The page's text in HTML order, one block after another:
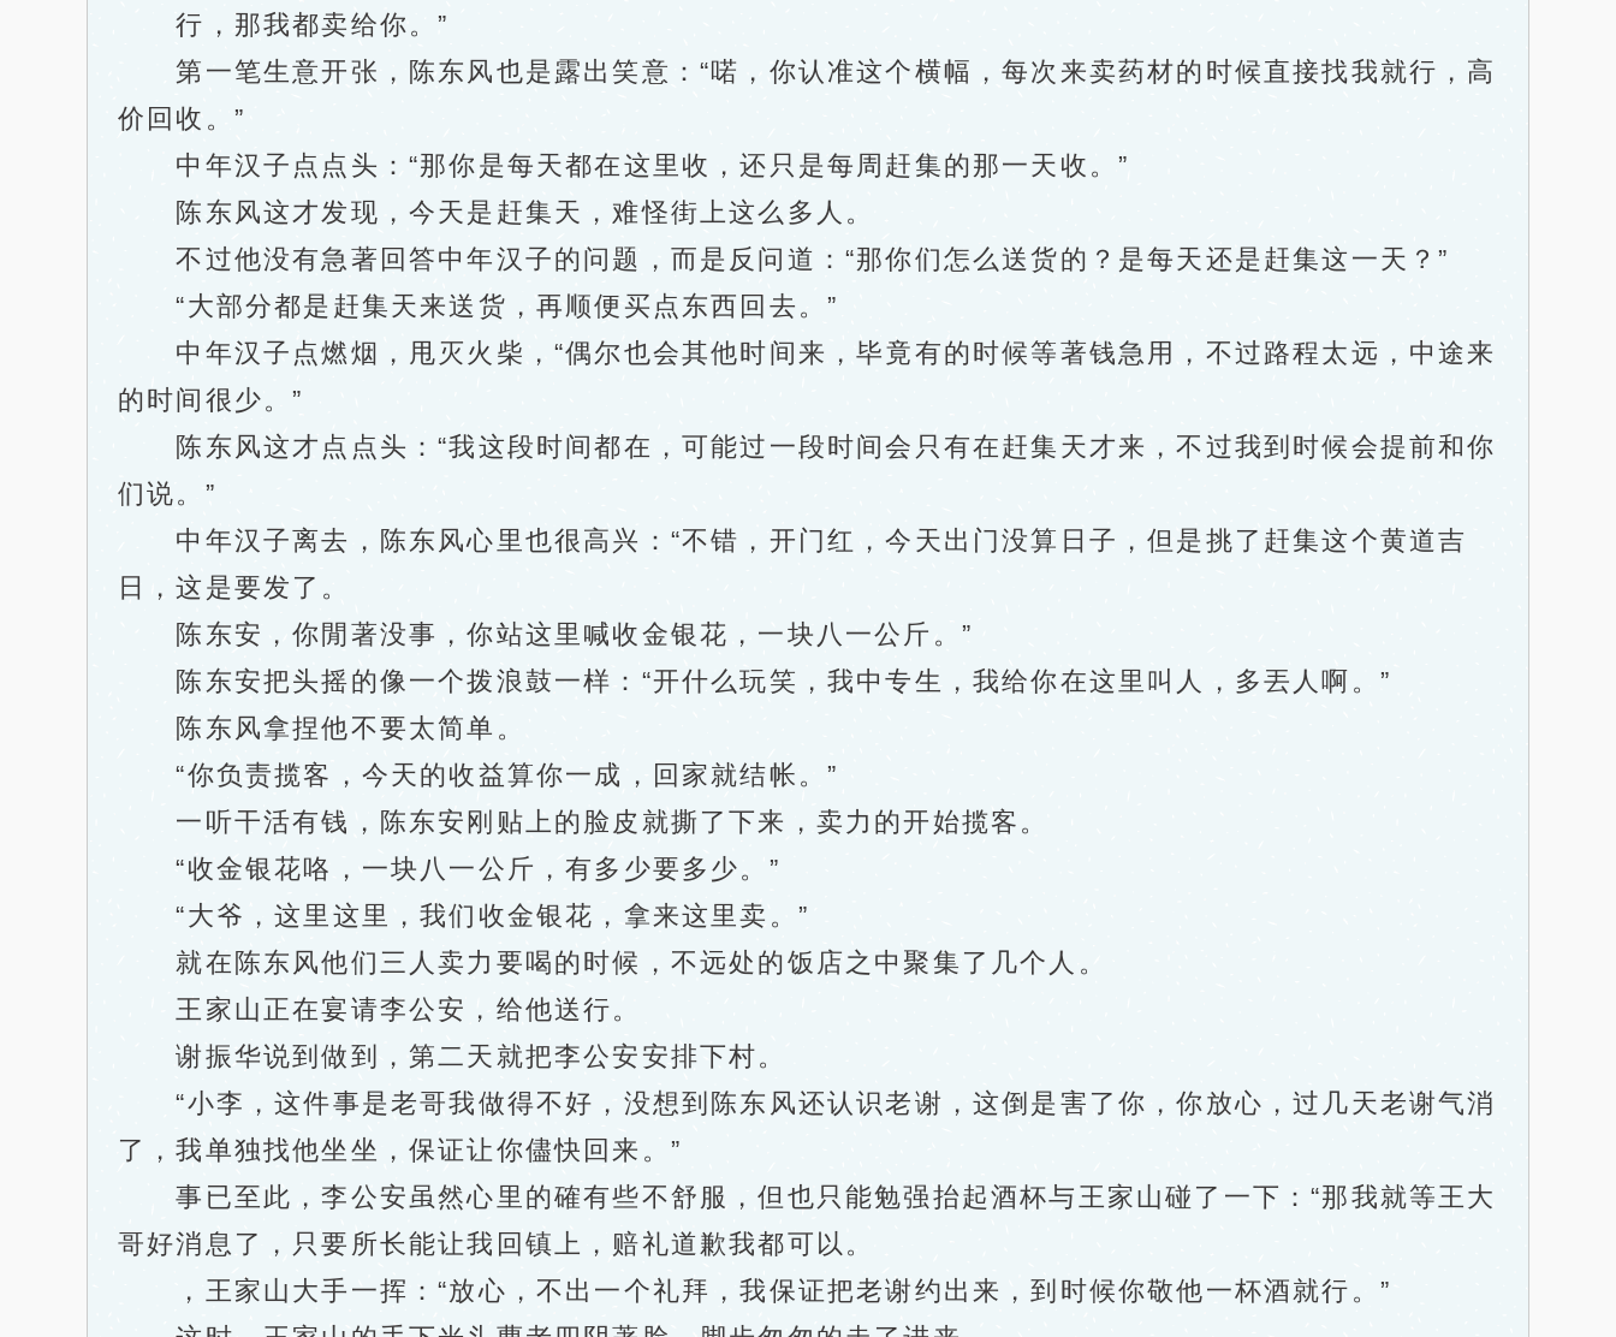
行，那我都卖给你。”
第一笔生意开张，陈东风也是露出笑意：“喏，你认准这个横幅，每次来卖药材的时候直接找我就行，高
价回收。”
中年汉子点点头：“那你是每天都在这里收，还只是每周赶集的那一天收。”
陈东风这才发现，今天是赶集天，难怪街上这么多人。
不过他没有急著回答中年汉子的问题，而是反问道：“那你们怎么送货的？是每天还是赶集这一天？”
“大部分都是赶集天来送货，再顺便买点东西回去。”
中年汉子点燃烟，甩灭火柴，“偶尔也会其他时间来，毕竟有的时候等著钱急用，不过路程太远，中途来
的时间很少。”
陈东风这才点点头：“我这段时间都在，可能过一段时间会只有在赶集天才来，不过我到时候会提前和你
们说。”
中年汉子离去，陈东风心里也很高兴：“不错，开门红，今天出门没算日子，但是挑了赶集这个黄道吉
日，这是要发了。
陈东安，你閒著没事，你站这里喊收金银花，一块八一公斤。”
陈东安把头摇的像一个拨浪鼓一样：“开什么玩笑，我中专生，我给你在这里叫人，多丟人啊。”
陈东风拿捏他不要太简单。
“你负责揽客，今天的收益算你一成，回家就结帐。”
一听干活有钱，陈东安刚贴上的脸皮就撕了下来，卖力的开始揽客。
“收金银花咯，一块八一公斤，有多少要多少。”
“大爷，这里这里，我们收金银花，拿来这里卖。”
就在陈东风他们三人卖力要喝的时候，不远处的饭店之中聚集了几个人。
王家山正在宴请李公安，给他送行。
谢振华说到做到，第二天就把李公安安排下村。
“小李，这件事是老哥我做得不好，没想到陈东风还认识老谢，这倒是害了你，你放心，过几天老谢气消
了，我单独找他坐坐，保证让你儘快回来。”
事已至此，李公安虽然心里的確有些不舒服，但也只能勉强抬起酒杯与王家山碰了一下：“那我就等王大
哥好消息了，只要所长能让我回镇上，赔礼道歉我都可以。
，王家山大手一挥：“放心，不出一个礼拜，我保证把老谢约出来，到时候你敬他一杯酒就行。”